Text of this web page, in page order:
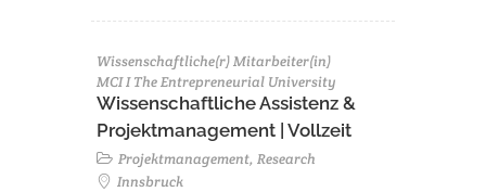
Wissenschaftliche(r) Mitarbeiter(in)
MCI I The Entrepreneurial University
Wissenschaftliche Assistenz &
Projektmanagement | Vollzeit
Projektmanagement, Research
Innsbruck